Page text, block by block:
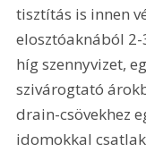
tisztítás is innen
elosztóaknából 2-
híg szennyvizet,
szivárogtató
drain-csövekhez
idomokkal